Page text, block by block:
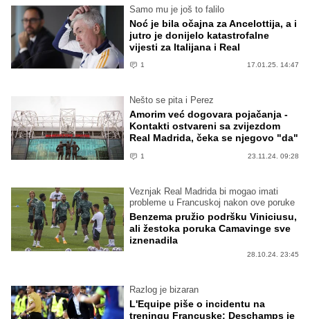
Samo mu je još to falilo
Noć je bila očajna za Ancelottija, a i
jutro je donijelo katastrofalne
vijesti za Italijana i Real
1 17.01.25. 14:47
Nešto se pita i Perez
Amorim već dogovara pojačanja -
Kontakti ostvareni sa zvijezdom
Real Madrida, čeka se njegovo "da"
1 23.11.24. 09:28
Veznjak Real Madrida bi mogao imati
probleme u Francuskoj nakon ove poruke
Benzema pružio podršku Viniciusu,
ali žestoka poruka Camavinge sve
iznenadila
28.10.24. 23:45
Razlog je bizaran
L'Equipe piše o incidentu na
treningu Francuske: Deschamps je